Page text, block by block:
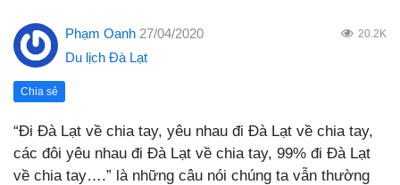
Phạm Oanh 27/04/2020 20.2K
Du lịch Đà Lạt
Chia sẻ
“Đi Đà Lạt về chia tay, yêu nhau đi Đà Lạt về chia tay,
các đôi yêu nhau đi Đà Lạt về chia tay, 99% đi Đà Lạt
về chia tay….” là những câu nói chúng ta vẫn thường